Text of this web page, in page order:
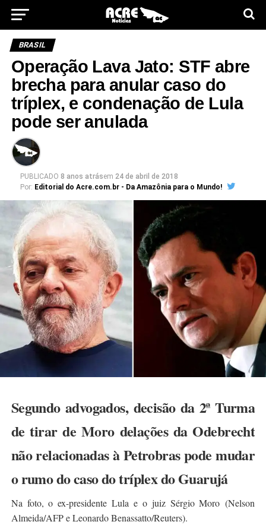
BRASIL
Operação Lava Jato: STF abre
brecha para anular caso do
tríplex, e condenação de Lula
pode ser anulada
PUBLICADO 8 anos atrásem 24 de abril de 2018
Por: Editorial do Acre.com.br - Da Amazônia para o Mundo!
Segundo advogados, decisão da 2ª Turma
de tirar de Moro delações da Odebrecht
não relacionadas à Petrobras pode mudar
o rumo do caso do tríplex do Guarujá
Na foto, o ex-presidente Lula e o juiz Sérgio Moro (Nelson
Almeida/AFP e Leonardo Benassatto/Reuters).